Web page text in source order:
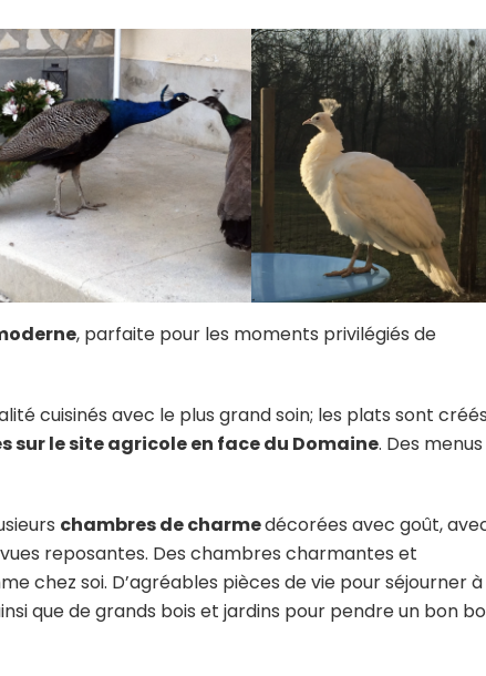
, parfaite pour les moments privilégiés de
cuisinés avec le plus grand soin; les plats sont
sur le site agricole en face du Domaine. Des menus
chambres de charmedécorées avec goût,
reposantes. Des chambres charmantes et
chez soi. D’agréables pièces de vie pour séjourner à
que de grands bois et jardins pour pendre un bon